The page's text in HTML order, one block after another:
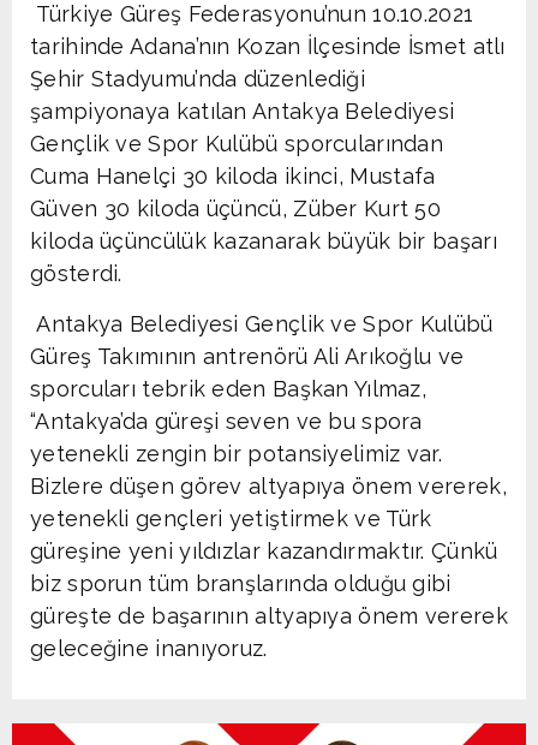
Türkiye Güreş Federasyonu’nun 10.10.2021
tarihinde Adana’nın Kozan İlçesinde İsmet atlı
Şehir Stadyumu’nda düzenlediği
şampiyonaya katılan Antakya Belediyesi
Gençlik ve Spor Kulübü sporcularından
Cuma Hanelçi 30 kiloda ikinci, Mustafa
Güven 30 kiloda üçüncü, Züber Kurt 50
kiloda üçüncülük kazanarak büyük bir başarı
gösterdi.
Antakya Belediyesi Gençlik ve Spor Kulübü
Güreş Takımının antrenörü Ali Arıkoğlu ve
sporcuları tebrik eden Başkan Yılmaz,
“Antakya’da güreşi seven ve bu spora
yetenekli zengin bir potansiyelimiz var.
Bizlere düşen görev altyapıya önem vererek,
yetenekli gençleri yetiştirmek ve Türk
güreşine yeni yıldızlar kazandırmaktır. Çünkü
biz sporun tüm branşlarında olduğu gibi
güreşte de başarının altyapıya önem vererek
geleceğine inanıyoruz.